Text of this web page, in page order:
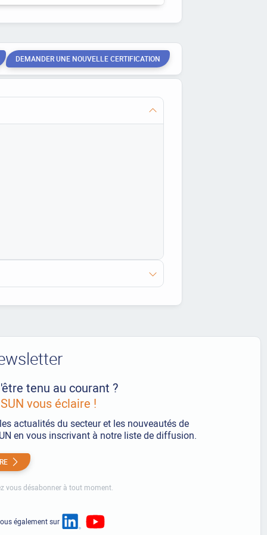
DEMANDER UNE NOUVELLE CERTIFICATION
tenu au courant ?
vous éclaire !
actualités du secteur et les nouveautés de
en vous inscrivant à notre liste de diffusion.
vous désabonner à tout moment.
également sur